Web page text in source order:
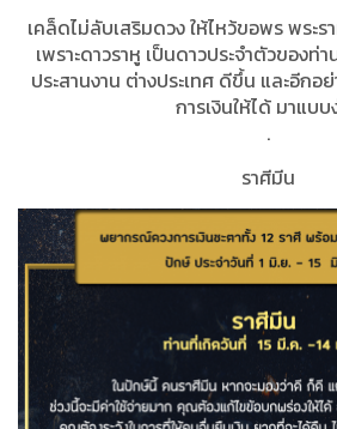
เคล็ดไม่ลับเสริมดวง ให้ไหว้ขอพร พระร
เพราะดาวราหู เป็นดาวประจำตัวของท่
ประสานงาน ต่างประเทศ ดีขึ้น และอีกอย่
การเงินให้ได้ มาแบบ
.
ราศีมีน